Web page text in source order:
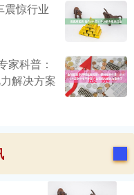
震惊行业
家科普：
解决方案